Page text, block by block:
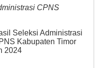
CPNS
Seleksi Administrasi
Kabupaten Timor
2024